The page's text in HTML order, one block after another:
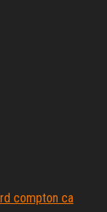
compton ca